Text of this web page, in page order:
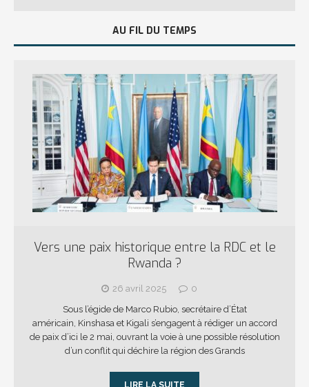
AU FIL DU TEMPS
Vers une paix historique entre la RDC et le
Rwanda ?
26 avril 2025
0
Sous l’égide de Marco Rubio, secrétaire d’État
américain, Kinshasa et Kigali s’engagent à rédiger un accord
de paix d’ici le 2 mai, ouvrant la voie à une possible résolution
d’un conflit qui déchire la région des Grands
LIRE LA SUITE